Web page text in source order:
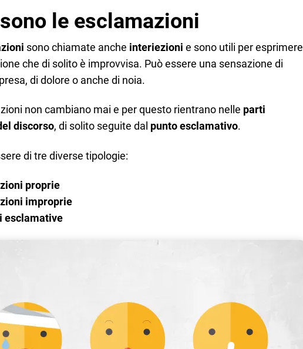
le esclamazioni
sono chiamate anche interiezioni e sono utili per esprimere
che di solito è improvvisa. Può essere una sensazione di
di dolore o anche di noia.
non cambiano mai e per questo rientrano nelle parti
discorso, di solito seguite dal punto esclamativo.
di tre diverse tipologie:
proprie
improprie
esclamative